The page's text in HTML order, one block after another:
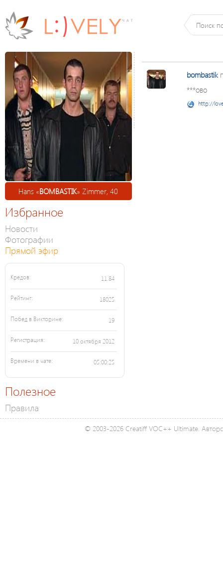
Hans «BOMBASTIK» Zimmer, 40
Избранное
Новости
Фотографии
Прямой эфир
Кредов: 11.84
Рейтинг: 18025
Побед в Викторине: 19
Регистрация: 10 октября 2012
Времени в чате: 05:00:25
Полезное
Правила
bombastik
***ово
http://
© 2003-2026 Creatiff VOC++ Ultimate.